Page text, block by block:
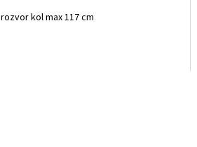
rozvor kol max 117 cm